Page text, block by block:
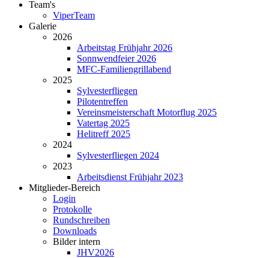
Team's
ViperTeam
Galerie
2026
Arbeitstag Frühjahr 2026
Sonnwendfeier 2026
MFC-Familiengrillabend
2025
Sylvesterfliegen
Pilotentreffen
Vereinsmeisterschaft Motorflug 2025
Vatertag 2025
Helitreff 2025
2024
Sylvesterfliegen 2024
2023
Arbeitsdienst Frühjahr 2023
Mitglieder-Bereich
Login
Protokolle
Rundschreiben
Downloads
Bilder intern
JHV2026